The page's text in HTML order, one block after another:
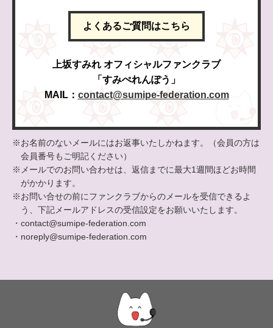
よくあるご質問はこちら
上坂すみれ オフィシャルファンクラブ
「すみぺれんぽう」
MAIL： contact@sumipe-federation.com
※お名前のないメールにはお返事いたしかねます。（会員の方は
会員番号もご明記ください）
※メールでのお問い合わせは、返信までに最大1週間ほどお時間
がかかります。
※お問い合せの前にファンクラブからのメールを受信できるよ
う、下記メールアドレスの受信設定をお願いいたします。
・contact@sumipe-federation.com
・noreply@sumipe-federation.com